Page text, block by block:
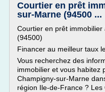
Courtier en prêt
sur-Marne (94500 ...
Courtier en prêt
(94500)
Financer au meilleur taux
Vous recherchez des
immobilier et vous habitez
Champigny-sur-Marne
région Ile-de-France ?